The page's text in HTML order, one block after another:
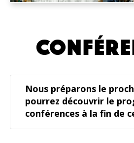
Nous préparons le
pourrez découvrir le
conférences à la fin de